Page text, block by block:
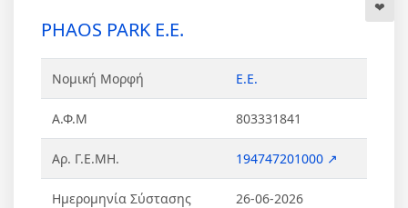
PHAOS PARK Ε.Ε.
Νομική Μορφή Ε.Ε.
Α.Φ.Μ 803331841
Αρ. Γ.Ε.ΜΗ. 194747201000 ↗
Ημερομηνία Σύστασης 26-06-2026